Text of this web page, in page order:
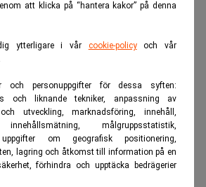
att klicka på “hantera kakor” på denna
ytterligare i vår cookie-policyoch vår
och personuppgifter för dessa syften:
och liknande tekniker, anpassning av
utveckling, marknadsföring, innehåll,
målgruppsstatistik,
uppgifter om geografisk positionering,
lagring och åtkomst till information på en
förhindra och upptäcka bedrägerier